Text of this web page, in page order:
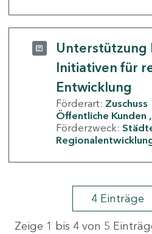
Unterstützung
Initiativen für
Entwicklung
Förderart: Zuschuss
Öffentliche Kunden
Förderzweck:
4 Einträge
Zeige 1 bis 4 von 5